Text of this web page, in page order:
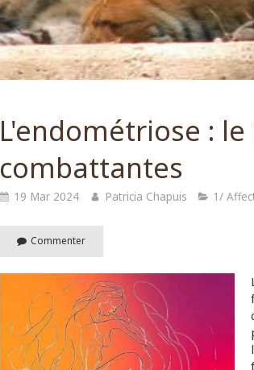
L'endométriose :
combattantes
19 Mar 2024 Patricia Chapuis 1/
Commenter